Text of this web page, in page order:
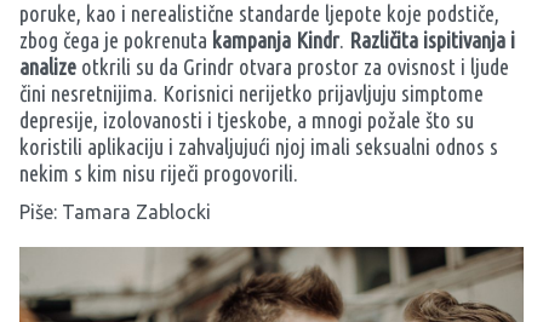
poruke, kao i nerealistične standarde ljepote koje podstiče,
zbog čega je pokrenuta kampanja Kindr. Različita ispitivanja i
analize otkrili su da Grindr otvara prostor za ovisnost i ljude
čini nesretnijima. Korisnici nerijetko prijavljuju simptome
depresije, izolovanosti i tjeskobe, a mnogi požale što su
koristili aplikaciju i zahvaljujući njoj imali seksualni odnos s
nekim s kim nisu riječi progovorili.
Piše: Tamara Zablocki